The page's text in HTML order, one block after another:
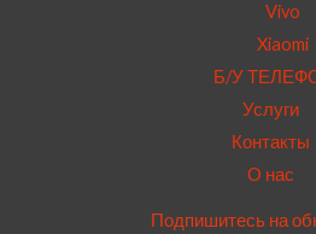
Vivo
Xiaomi
Б/У
Услуги
Контакты
О нас
Подпишитесь на